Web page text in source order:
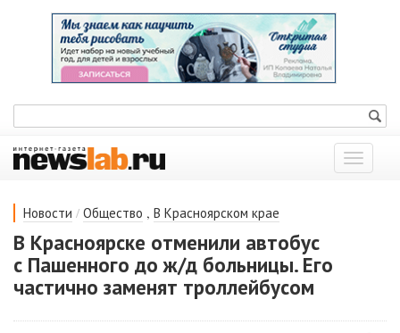
Показать
меню
Новости / Общество , В Красноярском крае
В Красноярске отменили автобус
с Пашенного до ж/д больницы. Его
частично заменят троллейбусом